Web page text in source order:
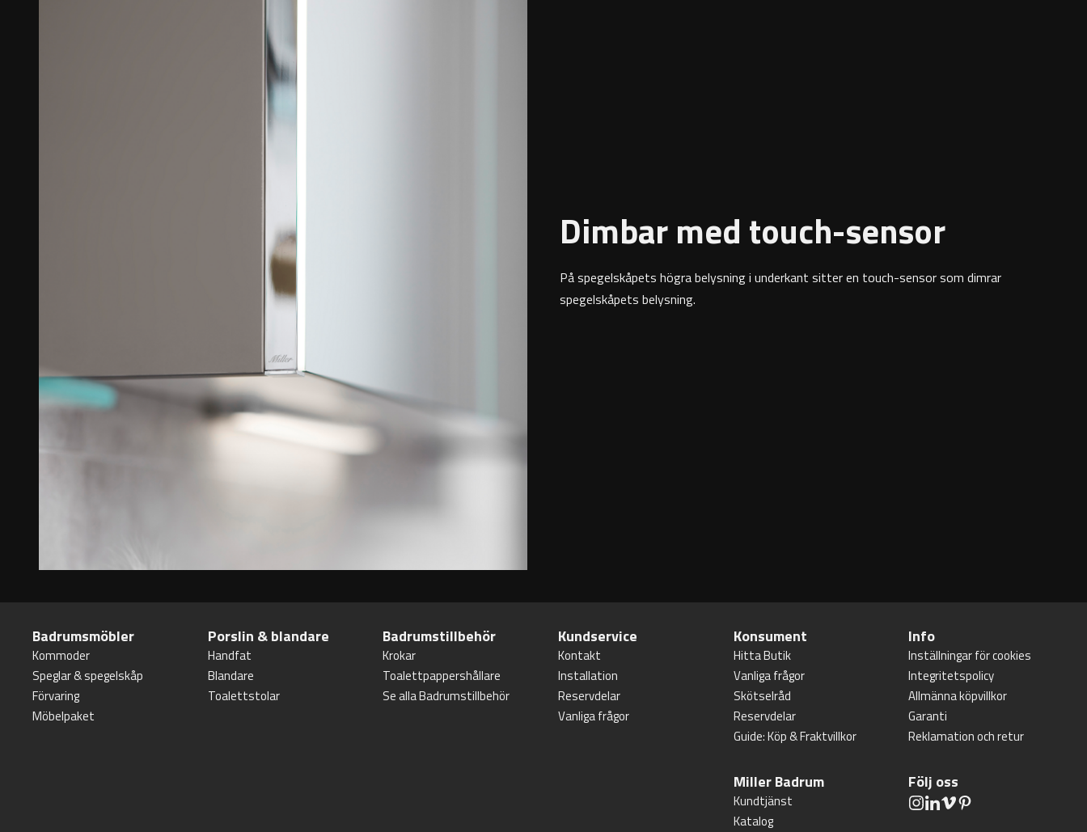
Dimbar med touch-sensor
På spegelskåpets högra belysning i underkant sitter en touch-sensor som dimrar
spegelskåpets belysning.
Badrumsmöbler
Kommoder
Speglar & spegelskåp
Förvaring
Möbelpaket
Porslin & blandare
Handfat
Blandare
Toalettstolar
Badrumstillbehör
Krokar
Toalettpappershållare
Se alla Badrumstillbehör
Kundservice
Kontakt
Installation
Reservdelar
Vanliga frågor
Konsument
Hitta Butik
Vanliga frågor
Skötselråd
Reservdelar
Guide: Köp & Fraktvillkor
Info
Inställningar för cookies
Integritetspolicy
Allmänna köpvillkor
Garanti
Reklamation och retur
Miller Badrum
Kundtjänst
Katalog
Följ oss